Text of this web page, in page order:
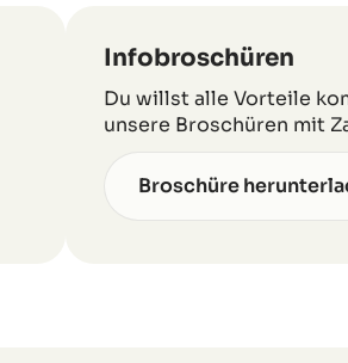
Infobroschüren
Du willst alle Vorteile
unsere Broschüren mit
Broschüre